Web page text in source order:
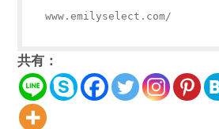
www.emilyselect.com/
共有：